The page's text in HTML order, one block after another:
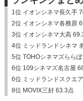
1位 イオンシネマ長久手
2位 イオンシネマ各務原
3位 イオンシネマ大高
4位 ミッドランドシネマ
5位 TOHOシネマズらら
6位 109シネマズ名古屋
6位 ミッドランドスクエ
8位 MOVIX三好 63.3点